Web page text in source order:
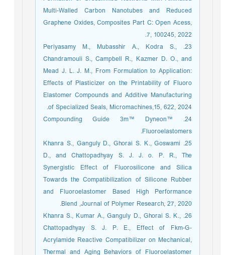
Multi-Walled Carbon Nanotubes and Reduced
Graphene Oxides, Composites Part C: Open Acess,
7, 100245, 2022.
23. Periyasamy M., Mubasshir A., Kodra S.,
Chandramouli S., Campbell R., Kazmer D. O., and
Mead J. L. J. M., From Formulation to Application:
Effects of Plasticizer on the Printability of Fluoro
Elastomer Compounds and Additive Manufacturing
of Specialized Seals, Micromachines,15, 622, 2024.
24. Compounding Guide 3m™ Dyneon™
Fluoroelastomers.
25. Khanra S., Ganguly D., Ghorai S. K., Goswami
D., and Chattopadhyay S. J. J. o. P. R., The
Synergistic Effect of Fluorosilicone and Silica
Towards the Compatibilization of Silicone Rubber
and Fluoroelastomer Based High Performance
Blend ,Journal of Polymer Research, 27, 2020.
26. Khanra S., Kumar A., Ganguly D., Ghorai S. K.,
Chattopadhyay S. J. P. E., Effect of Fkm‐G‐
Acrylamide Reactive Compatibilizer on Mechanical,
Thermal and Aging Behaviors of Fluoroelastomer